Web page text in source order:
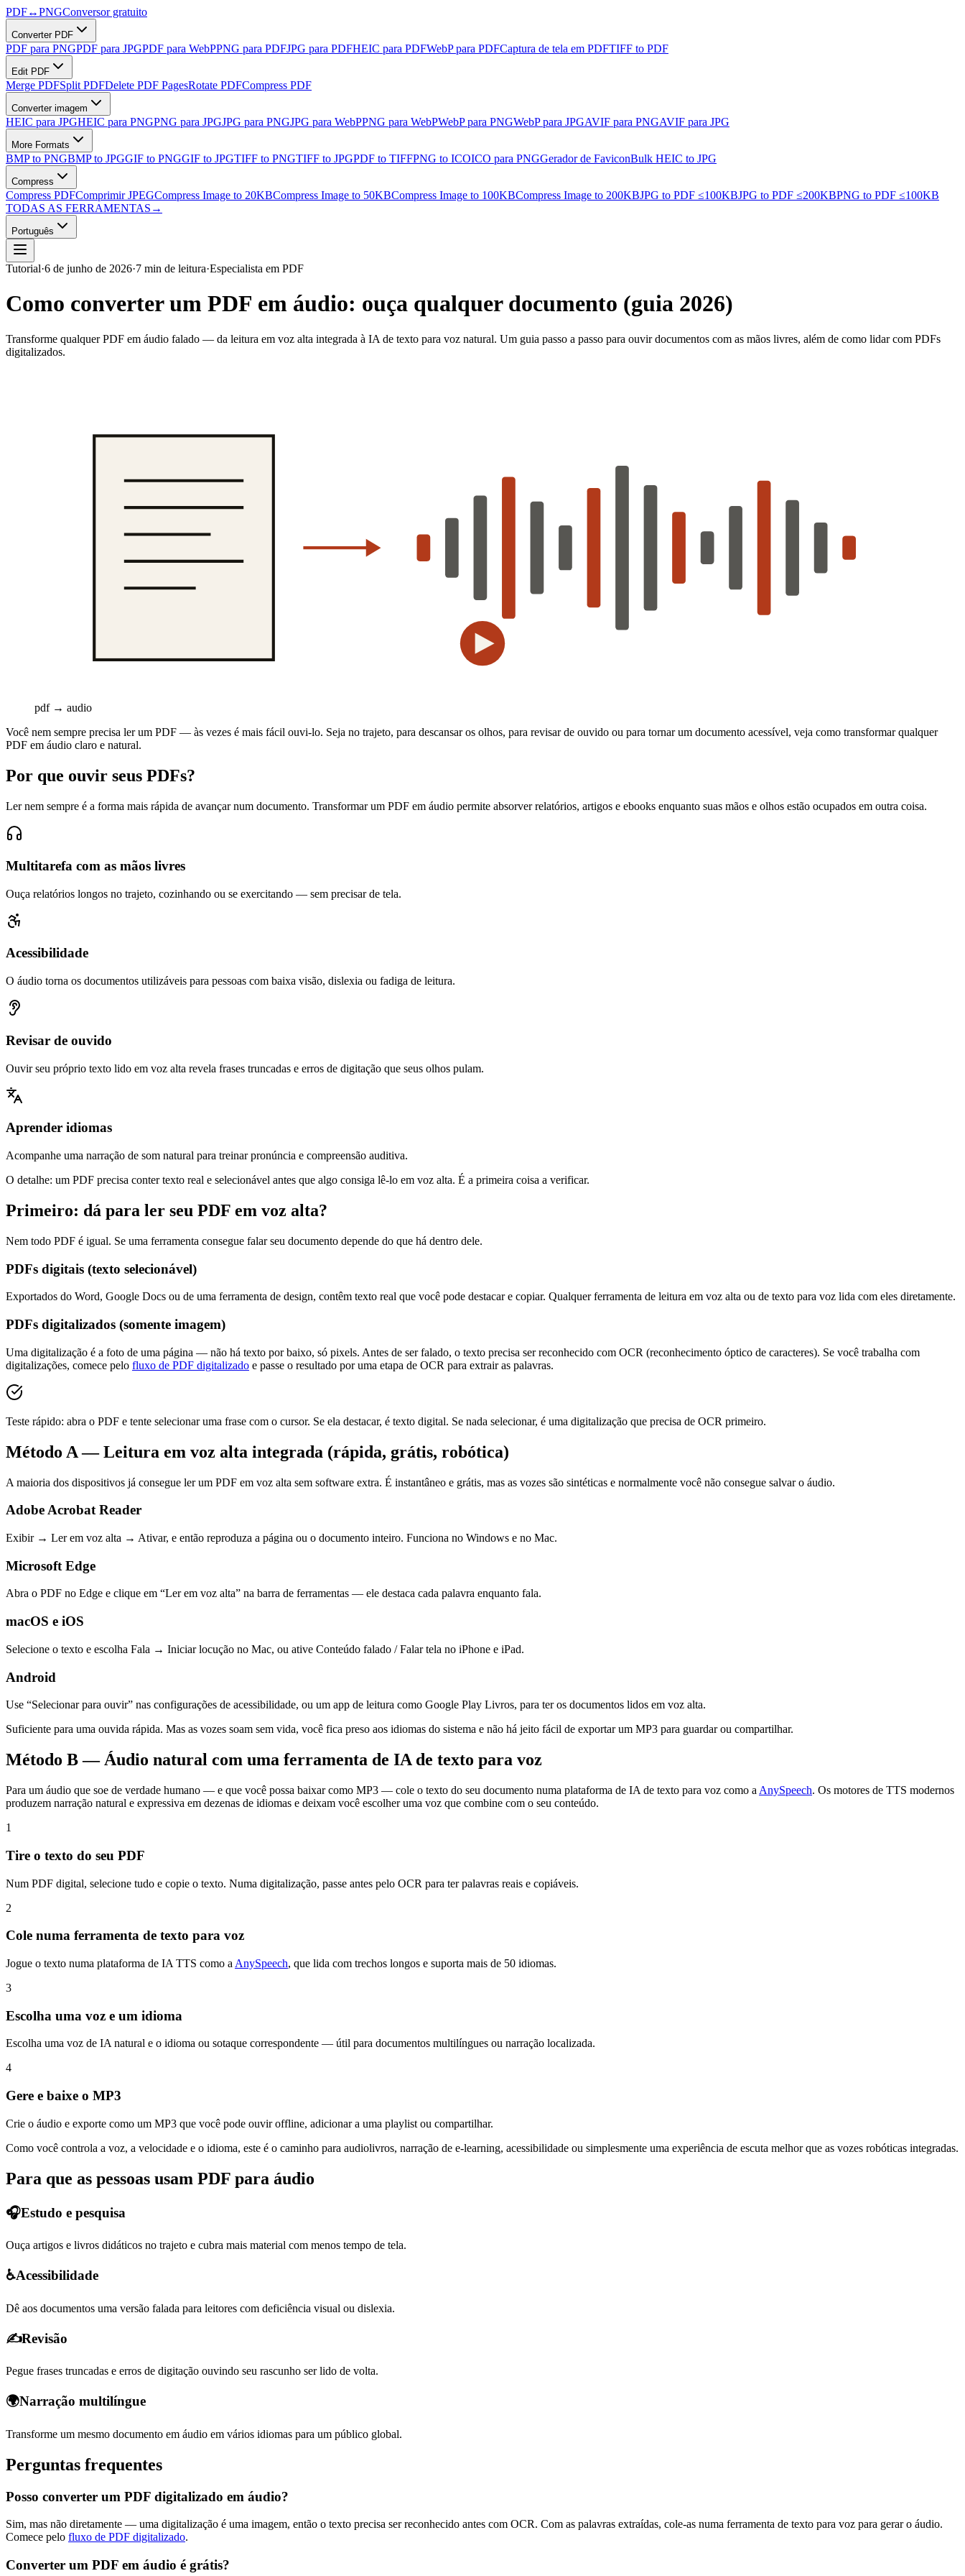
PDF↔PNGConversor gratuito
Converter PDF
PDF para PNGPDF para JPGPDF para WebPPNG para PDFJPG para PDFHEIC para PDFWebP para PDFCaptura de tela em PDFTIFF to PDF
Edit PDF
Merge PDFSplit PDFDelete PDF PagesRotate PDFCompress PDF
Converter imagem
HEIC para JPGHEIC para PNGPNG para JPGJPG para PNGJPG para WebPPNG para WebPWebP para PNGWebP para JPGAVIF para PNGAVIF para JPG
More Formats
BMP to PNGBMP to JPGGIF to PNGGIF to JPGTIFF to PNGTIFF to JPGPDF to TIFFPNG to ICOICO para PNGGerador de FaviconBulk HEIC to JPG
Compress
Compress PDFComprimir JPEGCompress Image to 20KBCompress Image to 50KBCompress Image to 100KBCompress Image to 200KBJPG to PDF ≤100KBJPG to PDF ≤200KBPNG to PDF ≤100KB
TODAS AS FERRAMENTAS →
Português
Tutorial·6 de junho de 2026·7 min de leitura·Especialista em PDF
Como converter um PDF em áudio: ouça qualquer documento (guia 2026)
Transforme qualquer PDF em áudio falado — da leitura em voz alta integrada à IA de texto para voz natural. Um guia passo a passo para ouvir documentos com as mãos livres, além de como lidar com PDFs
digitalizados.
pdf → audio
Você nem sempre precisa ler um PDF — às vezes é mais fácil ouvi-lo. Seja no trajeto, para descansar os olhos, para revisar de ouvido ou para tornar um documento acessível, veja como transformar qualquer
PDF em áudio claro e natural.
Por que ouvir seus PDFs?
Ler nem sempre é a forma mais rápida de avançar num documento. Transformar um PDF em áudio permite absorver relatórios, artigos e ebooks enquanto suas mãos e olhos estão ocupados em outra coisa.
Multitarefa com as mãos livres
Ouça relatórios longos no trajeto, cozinhando ou se exercitando — sem precisar de tela.
Acessibilidade
O áudio torna os documentos utilizáveis para pessoas com baixa visão, dislexia ou fadiga de leitura.
Revisar de ouvido
Ouvir seu próprio texto lido em voz alta revela frases truncadas e erros de digitação que seus olhos pulam.
Aprender idiomas
Acompanhe uma narração de som natural para treinar pronúncia e compreensão auditiva.
O detalhe: um PDF precisa conter texto real e selecionável antes que algo consiga lê-lo em voz alta. É a primeira coisa a verificar.
Primeiro: dá para ler seu PDF em voz alta?
Nem todo PDF é igual. Se uma ferramenta consegue falar seu documento depende do que há dentro dele.
PDFs digitais (texto selecionável)
Exportados do Word, Google Docs ou de uma ferramenta de design, contêm texto real que você pode destacar e copiar. Qualquer ferramenta de leitura em voz alta ou de texto para voz lida com eles diretamente.
PDFs digitalizados (somente imagem)
Uma digitalização é a foto de uma página — não há texto por baixo, só pixels. Antes de ser falado, o texto precisa ser reconhecido com OCR (reconhecimento óptico de caracteres). Se você trabalha com
digitalizações, comece pelo fluxo de PDF digitalizado e passe o resultado por uma etapa de OCR para extrair as palavras.
Teste rápido: abra o PDF e tente selecionar uma frase com o cursor. Se ela destacar, é texto digital. Se nada selecionar, é uma digitalização que precisa de OCR primeiro.
Método A — Leitura em voz alta integrada (rápida, grátis, robótica)
A maioria dos dispositivos já consegue ler um PDF em voz alta sem software extra. É instantâneo e grátis, mas as vozes são sintéticas e normalmente você não consegue salvar o áudio.
Adobe Acrobat Reader
Exibir → Ler em voz alta → Ativar, e então reproduza a página ou o documento inteiro. Funciona no Windows e no Mac.
Microsoft Edge
Abra o PDF no Edge e clique em “Ler em voz alta” na barra de ferramentas — ele destaca cada palavra enquanto fala.
macOS e iOS
Selecione o texto e escolha Fala → Iniciar locução no Mac, ou ative Conteúdo falado / Falar tela no iPhone e iPad.
Android
Use “Selecionar para ouvir” nas configurações de acessibilidade, ou um app de leitura como Google Play Livros, para ter os documentos lidos em voz alta.
Suficiente para uma ouvida rápida. Mas as vozes soam sem vida, você fica preso aos idiomas do sistema e não há jeito fácil de exportar um MP3 para guardar ou compartilhar.
Método B — Áudio natural com uma ferramenta de IA de texto para voz
Para um áudio que soe de verdade humano — e que você possa baixar como MP3 — cole o texto do seu documento numa plataforma de IA de texto para voz como a AnySpeech. Os motores de TTS modernos
produzem narração natural e expressiva em dezenas de idiomas e deixam você escolher uma voz que combine com o seu conteúdo.
1
Tire o texto do seu PDF
Num PDF digital, selecione tudo e copie o texto. Numa digitalização, passe antes pelo OCR para ter palavras reais e copiáveis.
2
Cole numa ferramenta de texto para voz
Jogue o texto numa plataforma de IA TTS como a AnySpeech, que lida com trechos longos e suporta mais de 50 idiomas.
3
Escolha uma voz e um idioma
Escolha uma voz de IA natural e o idioma ou sotaque correspondente — útil para documentos multilíngues ou narração localizada.
4
Gere e baixe o MP3
Crie o áudio e exporte como um MP3 que você pode ouvir offline, adicionar a uma playlist ou compartilhar.
Como você controla a voz, a velocidade e o idioma, este é o caminho para audiolivros, narração de e-learning, acessibilidade ou simplesmente uma experiência de escuta melhor que as vozes robóticas integradas.
Para que as pessoas usam PDF para áudio
🎧Estudo e pesquisa
Ouça artigos e livros didáticos no trajeto e cubra mais material com menos tempo de tela.
♿Acessibilidade
Dê aos documentos uma versão falada para leitores com deficiência visual ou dislexia.
✍️Revisão
Pegue frases truncadas e erros de digitação ouvindo seu rascunho ser lido de volta.
🌍Narração multilíngue
Transforme um mesmo documento em áudio em vários idiomas para um público global.
Perguntas frequentes
Posso converter um PDF digitalizado em áudio?
Sim, mas não diretamente — uma digitalização é uma imagem, então o texto precisa ser reconhecido antes com OCR. Com as palavras extraídas, cole-as numa ferramenta de texto para voz para gerar o áudio.
Comece pelo fluxo de PDF digitalizado.
Converter um PDF em áudio é grátis?